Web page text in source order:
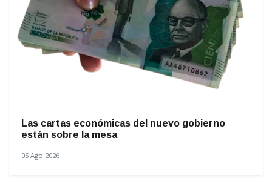
Las cartas económicas del nuevo gobierno
están sobre la mesa
05 Ago 2026